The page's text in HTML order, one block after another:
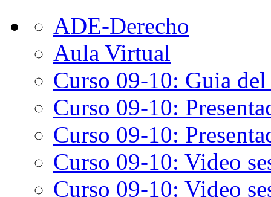
ADE-Derecho
Aula Virtual
Curso 09-10: Guia
Curso 09-10:
Curso 09-10:
Curso 09-10: Video
Curso 09-10: Video